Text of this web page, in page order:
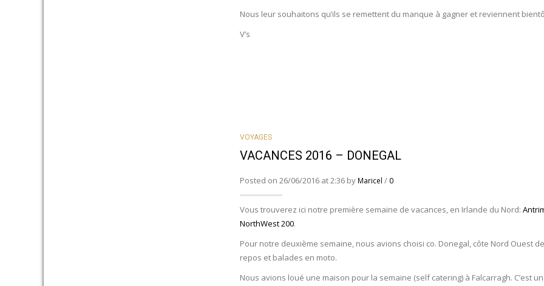
Nous leur souhaitons qu’ils se remettent du manque à gagner et reviennent
V’s
VOYAGES
VACANCES 2016 – DONEGAL
Posted on 26/06/2016 at 2:36 byMaricel / 0
Vous trouverez ici notre première semaine de vacances, en Irlande du Nord:
NorthWest 200.
Pour notre deuxième semaine, nous avions choisi co. Donegal, côte Nord Ouest
repos et balades en moto.
Nous avions loué une maison pour la semaine (self catering) à Falcarragh. C’est